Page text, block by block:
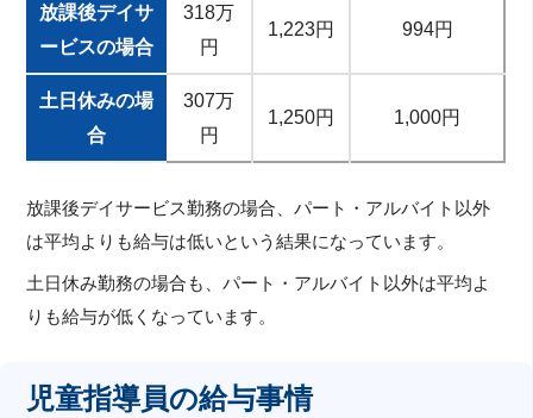
放課後デイサ
ービスの場合
318万
円
1,223円 994円
土日休みの場
合
307万
円
1,250円 1,000円
放課後デイサービス勤務の場合、パート・アルバイト以外
は平均よりも給与は低いという結果になっています。
土日休み勤務の場合も、パート・アルバイト以外は平均よ
りも給与が低くなっています。
児童指導員の給与事情